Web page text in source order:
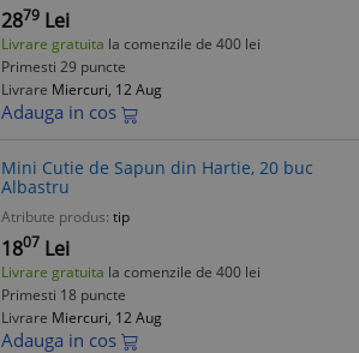
2879 Lei
Livrare gratuita la comenzile de 400 lei
Primesti 29 puncte
Livrare Miercuri, 12 Aug
Adauga in cos
Mini Cutie de Sapun din Hartie, 20 buc
Albastru
Atribute produs: tip
1807 Lei
Livrare gratuita la comenzile de 400 lei
Primesti 18 puncte
Livrare Miercuri, 12 Aug
Adauga in cos